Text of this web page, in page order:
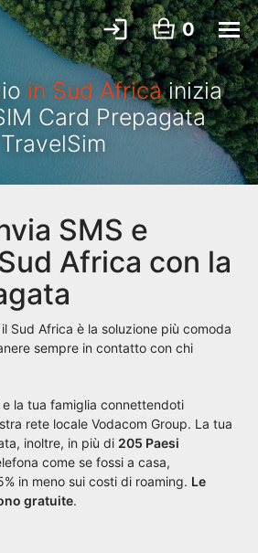
0
in Sud Africainizia
Card Prepagata
TravelSim
SMS e
Africa con la
Sud Africa è la soluzione più comoda
sempre in contatto con chi
la tua famiglia connettendoti
rete locale Vodacom Group. La tua
inoltre, in più di 205 Paesi
come se fossi a casa,
in meno sui costi di roaming. Le
gratuite.